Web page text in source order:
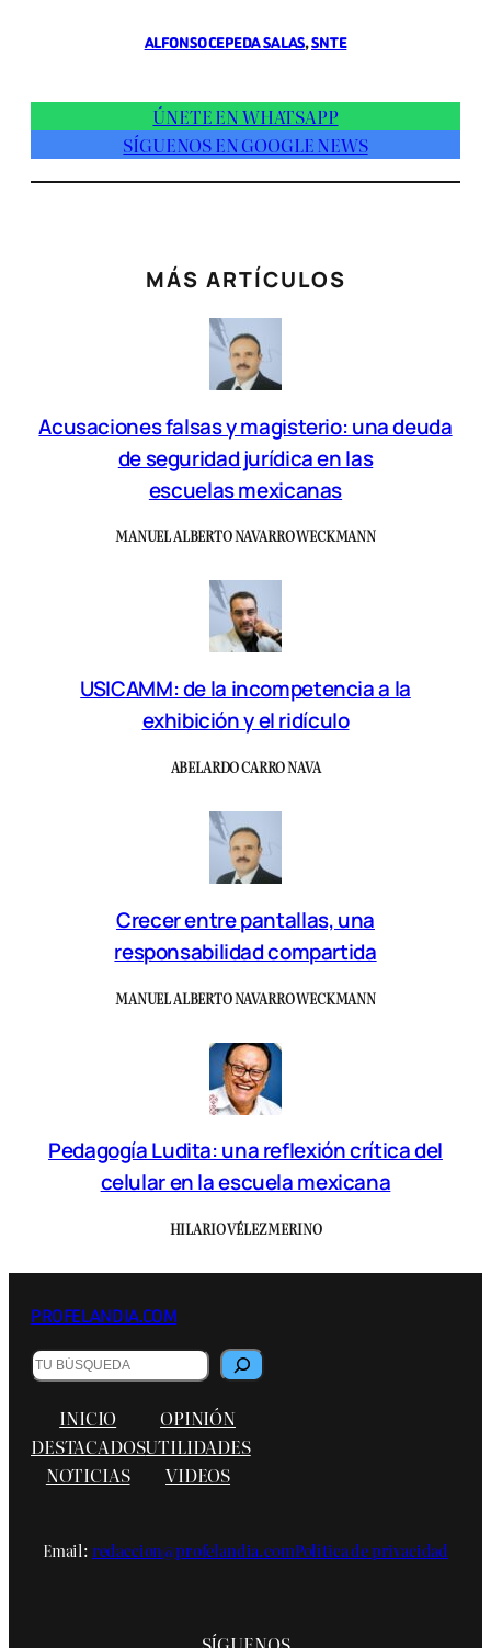
ALFONSO CEPEDA SALAS, SNTE
ÚNETE EN WHATSAPP
SÍGUENOS EN GOOGLE NEWS
MÁS ARTÍCULOS
Acusaciones falsas y magisterio: una deuda
de seguridad jurídica en las
escuelas mexicanas
MANUEL ALBERTO NAVARRO WECKMANN
USICAMM: de la incompetencia a la
exhibición y el ridículo
ABELARDO CARRO NAVA
Crecer entre pantallas, una
responsabilidad compartida
MANUEL ALBERTO NAVARRO WECKMANN
Pedagogía Ludita: una reflexión crítica del
celular en la escuela mexicana
HILARIO VÉLEZ MERINO
PROFELANDIA.COM
B
u
a
r
INICIO
DESTACADOS
NOTICIAS
OPINIÓN
UTILIDADES
VIDEOS
Email:redaccion@profelandia.comPolítica de privacidad